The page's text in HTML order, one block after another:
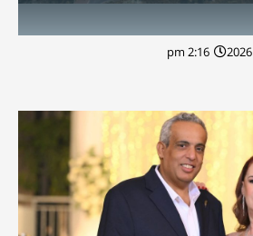
2:16 pm